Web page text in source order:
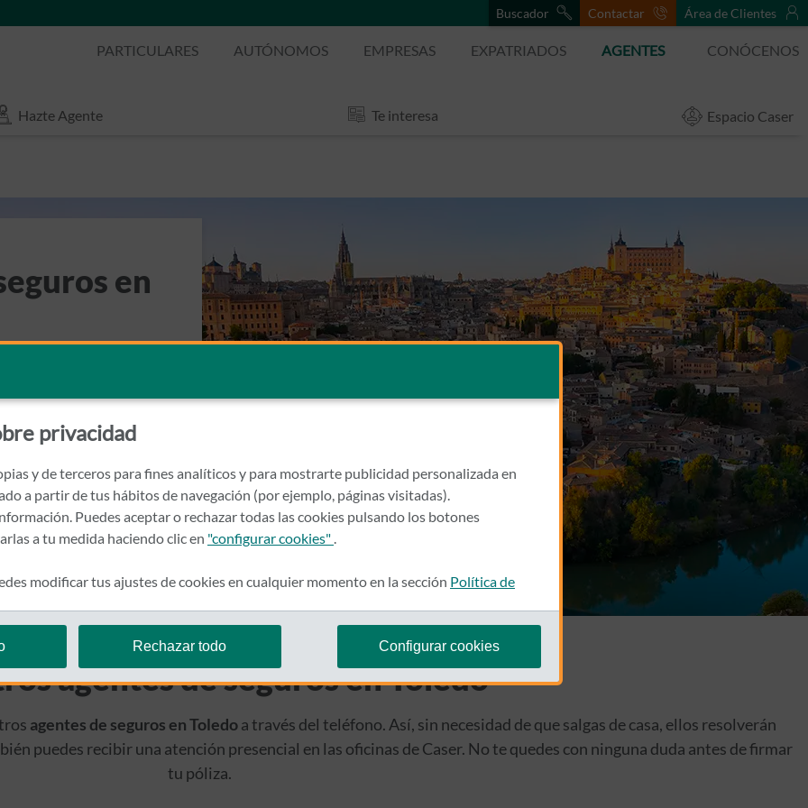
Buscador Contactar Área de Clientes
PARTICULARES AUTÓNOMOS EMPRESAS EXPATRIADOS AGENTES
Hazte Agente Te interesa Espacio Caser
CONÓCENOS
en
de Caser?
tu seguro de salud?
puedes contratar te
que te hace falta
agentes de seguros en Toledo
agentes de seguros en Toledoa través del teléfono. Así, sin necesidad de que salgas de casa, ellos resolverán
puedes recibir una atención presencial en las oficinas de Caser. No te quedes con ninguna duda antes de firmar
tu póliza.
privacidad
y de terceros para fines analíticos y para mostrarte publicidad personalizada en
a partir de tus hábitos de navegación (por ejemplo, páginas visitadas).
Puedes aceptar o rechazar todas las cookies pulsando los botones
a tu medida haciendo clic en "configurar cookies" .
modificar tus ajustes de cookies en cualquier momento en la sección Política de
Rechazar todo Configurar cookies